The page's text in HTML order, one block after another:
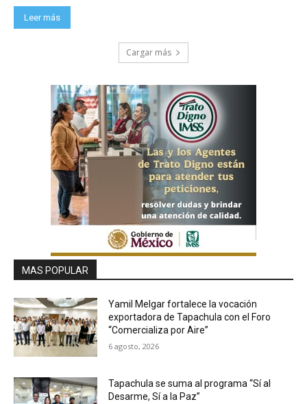
Leer más
Cargar más
MAS POPULAR
Yamil Melgar fortalece la vocación
exportadora de Tapachula con el Foro
“Comercializa por Aire”
6 agosto, 2026
Tapachula se suma al programa “Sí al
Desarme, Sí a la Paz”